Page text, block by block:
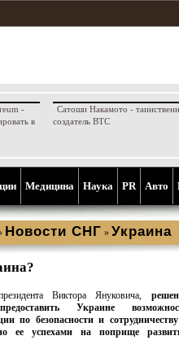
-
в
Сатоши Накамото -
создатель BTC
Медицина Наука PR Aвто
Новости СНГ » Украина
Виктора Януковича,
Украине
по безопасности и
ее успехами на поприще